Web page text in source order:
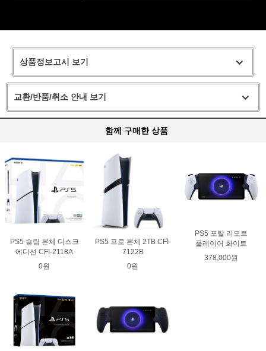
상품정보고시 보기
교환/반품/취소 안내 보기
함께 구매한 상품
PS5 슬림 본체 디스크
에디션 CFI-2118A
0원
PS5 프로 본체 2TB CFI-
7122B
0원
PS5 포탈 리모트
플레이어 화이트
378,000원